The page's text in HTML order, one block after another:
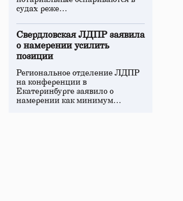
судах реже…
Свердловская ЛДПР заявила
о намерении усилить
позиции
Региональное отделение ЛДПР
на конференции в
Екатеринбурге заявило о
намерении как минимум…